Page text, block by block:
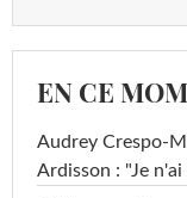
EN CE
Audrey Crespo-
Ardisson : "Je